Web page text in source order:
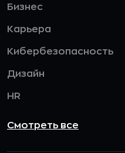
Бизнес
Карьера
Кибербезопасность
Дизайн
HR
Смотреть все